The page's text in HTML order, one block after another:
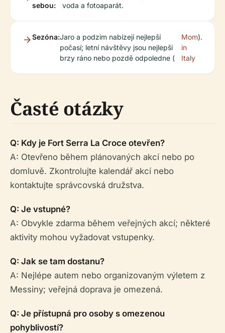
sebou:
voda a fotoaparát.
Sezóna:Jaro a podzim nabízejí nejlepší
počasí; letní návštěvy jsou nejlepší
brzy ráno nebo pozdě odpoledne (
Mom
in
Italy
).
Časté otázky
Q: Kdy je Fort Serra La Croce otevřen?
A: Otevřeno během plánovaných akcí nebo po
domluvě. Zkontrolujte kalendář akcí nebo
kontaktujte správcovská družstva.
Q: Je vstupné?
A: Obvykle zdarma během veřejných akcí; některé
aktivity mohou vyžadovat vstupenky.
Q: Jak se tam dostanu?
A: Nejlépe autem nebo organizovaným výletem z
Messiny; veřejná doprava je omezená.
Q: Je přístupná pro osoby s omezenou
pohyblivostí?